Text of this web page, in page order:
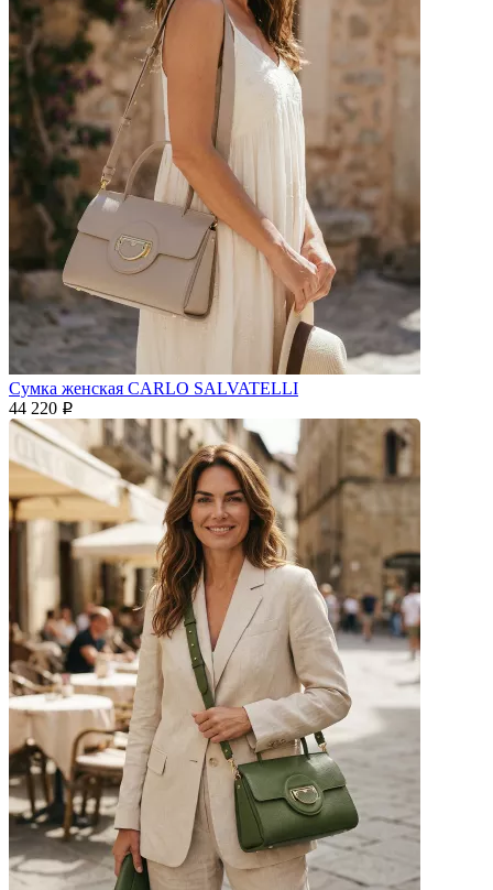
Сумка женская CARLO SALVATELLI
44 220 p